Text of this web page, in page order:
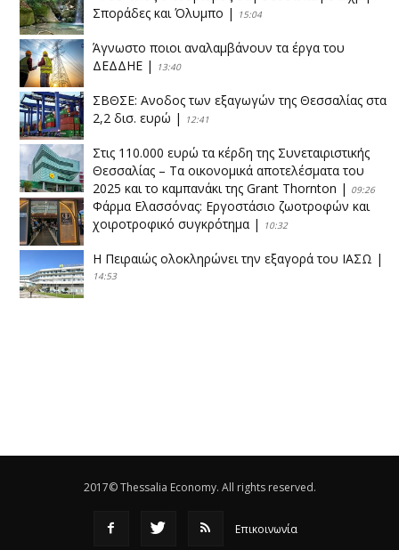
Σποράδες και Όλυμπο | 15:04
Άγνωστο ποιοι αναλαμβάνουν τα έργα του
ΔΕΔΔΗΕ | 13:40
ΣΒΘΣΕ: Aνοδος των εξαγωγών της Θεσσαλίας στα
2,2 δισ. ευρώ | 12:41
Στις 110.000 ευρώ τα κέρδη της Συνεταιριστικής
Θεσσαλίας – Τα οικονομικά αποτελέσματα του
2025 και το καμπανάκι της Grant Thornton | 09:26
Φάρμα Ελασσόνας: Εργοστάσιο ζωοτροφών και
χοιροτροφικό συγκρότημα | 10:32
Η Πειραιώς ολοκληρώνει την εξαγορά του ΙΑΣΩ |
14:53
2017© Thessalia Economy. All rights reserved.
Επικοινωνία